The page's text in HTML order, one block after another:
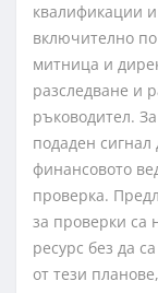
квалификации
включително
митница и
разследване и
ръководител.
подаден
финансовото
проверка.
за проверки са
ресурс без да
от тези